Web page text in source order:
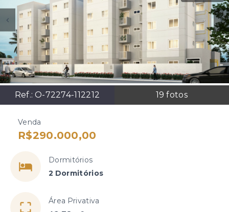
Ref.: O-72274-112212 19 fotos
Venda
R$290.000,00
Dormitórios
2 Dormitórios
Área Privativa